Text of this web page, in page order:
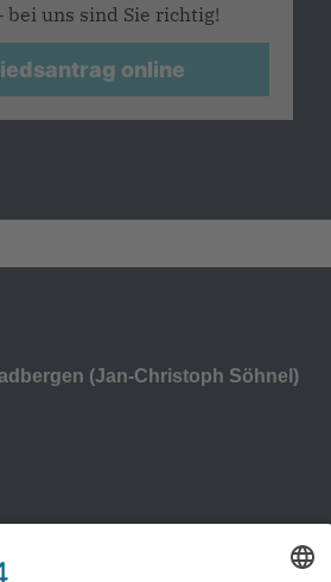
bei uns sind Sie richtig!
online
(Jan-Christoph Söhnel)